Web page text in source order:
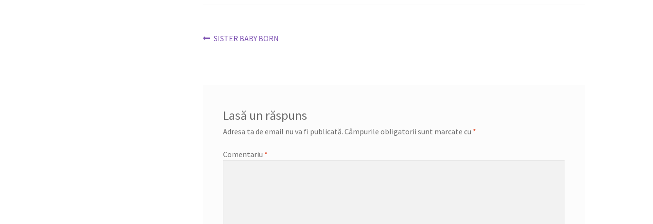
Navigare
Articolul
SISTER BABY BORN
Lasă un răspuns
Adresa ta de email nu va fi publicată. Câmpurile obligatorii sunt marcate cu *
Comentariu *